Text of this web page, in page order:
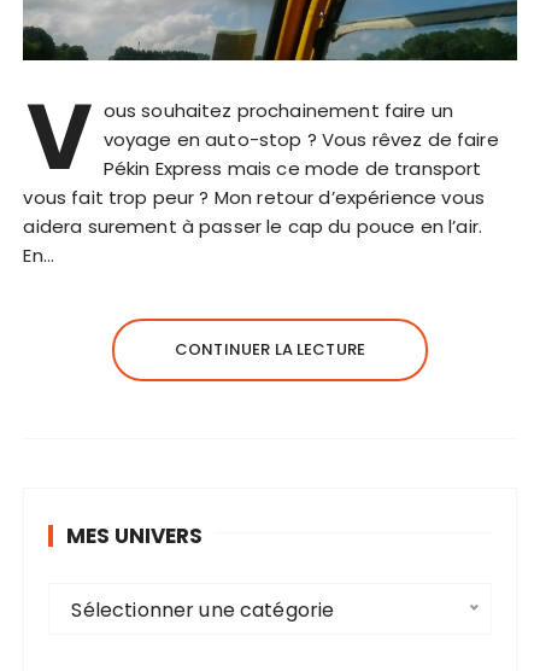
V ous souhaitez prochainement faire un
voyage en auto-stop ? Vous rêvez de faire
Pékin Express mais ce mode de transport
vous fait trop peur ? Mon retour d’expérience vous
aidera surement à passer le cap du pouce en l’air.
En…
CONTINUER LA LECTURE
MES UNIVERS
Sélectionner une catégorie